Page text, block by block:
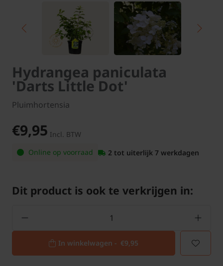
Hydrangea paniculata
'Darts Little Dot'
Pluimhortensia
€9,95 Incl. BTW
Online op voorraad
2 tot uiterlijk 7 werkdagen
Dit product is ook te verkrijgen in:
In winkelwagen - €9,95